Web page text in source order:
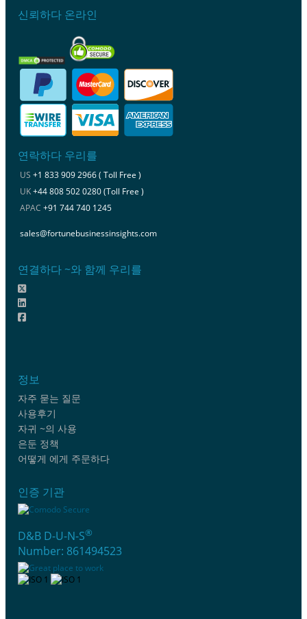
신뢰하다 온라인
연락하다 우리를
US +1 833 909 2966 ( Toll Free )
UK+44 808 502 0280 (Toll Free )
APAC +91 744 740 1245
sales@fortunebusinessinsights.com
연결하다 ~와 함께 우리를
정보
자주 묻는 질문
사용후기
자귀 ~의 사용
은둔 정책
어떻게 에게 주문하다
인증 기관
D&B D-U-N-S®
Number: 861494523